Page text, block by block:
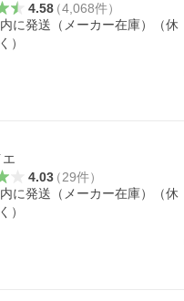
4.58（4,068件）
に発送（メーカー在庫）（休
）
エ
4.03（29件）
に発送（メーカー在庫）（休
）